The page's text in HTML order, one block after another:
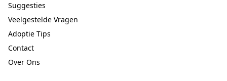
Suggesties
Veelgestelde Vragen
Adoptie Tips
Contact
Over Ons